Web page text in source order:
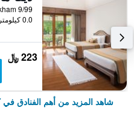
0.0 كيلومتر عن وسط المدينة
223 ﷼
شاهد المزيد من أهم الفنادق في